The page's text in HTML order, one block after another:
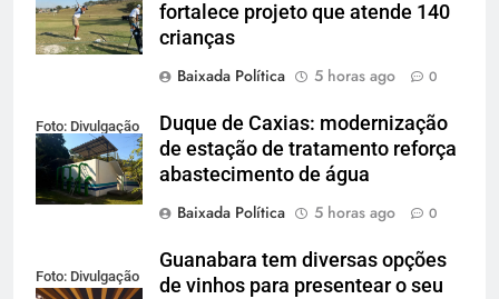
fortalece projeto que atende 140
crianças
Baixada Política
5 horas ago 0
Foto: Divulgação
Duque de Caxias: modernização
de estação de tratamento reforça
abastecimento de água
Baixada Política
5 horas ago 0
Foto: Divulgação
Guanabara tem diversas opções
de vinhos para presentear o seu